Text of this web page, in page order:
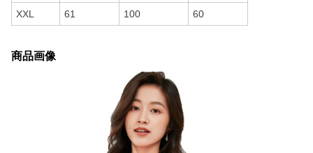
XXL 61 100 60
商品画像